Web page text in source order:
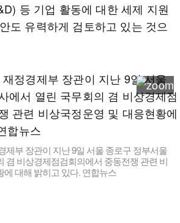
등 기업 활동에 대한 세제 지원
도 유력하게 검토하고 있는 것으
제부 장관이 지난 9일 서울 종로구 정부서울
겸 비상경제점검회의에서 중동전쟁 관련 비
대해 밝히고 있다. 연합뉴스